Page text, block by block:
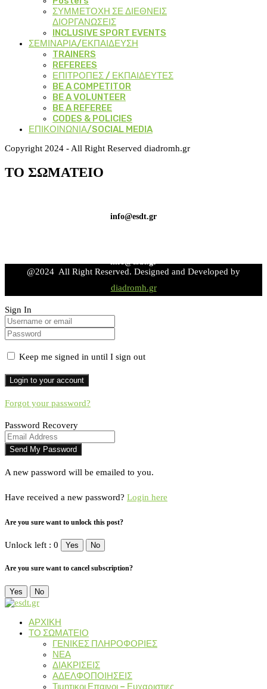
ΣΥΜΜΕΤΟΧΗ ΣΕ ΔΙΕΘΝΕΙΣ
ΔΙΟΡΓΑΝΩΣΕΙΣ
INCLUSIVE SPORT EVENTS
ΣΕΜΙΝΑΡΙΑ/ΕΚΠΑΙΔΕΥΣΗ
TRAINERS
REFEREES
ΕΠΙΤΡΟΠΕΣ / ΕΚΠΑΙΔΕΥΤΕΣ
BE A COMPETITOR
BE A VOLUNTEER
BE A REFEREE
CODES & POLICIES
ΕΠΙΚΟΙΝΩΝΙΑ/SOCIAL MEDIA
Copyright 2024 - All Right Reserved diadromh.gr
ΤΟ ΣΩΜΑΤΕΙΟ
info@esdt.gr
info@esdt.gr
@2024 All Right Reserved. Designed and Developed by
diadromh.gr
Sign In
Keep me signed in until I sign out
Forgot your password?
Password Recovery
A new password will be emailed to you.
Have received a new password? Login here
Are you sure want to unlock this post?
Unlock left : 0 Yes No
Are you sure want to cancel subscription?
Yes No
ΑΡΧΙΚΗ
ΤΟ ΣΩΜΑΤΕΙΟ
ΓΕΝΙΚΕΣ ΠΛΗΡΟΦΟΡΙΕΣ
ΝΕΑ
ΔΙΑΚΡΙΣΕΙΣ
ΑΔΕΛΦΟΠΟΙΗΣΕΙΣ
Τιμητικοι Επαινοι – Ευχαριστιες